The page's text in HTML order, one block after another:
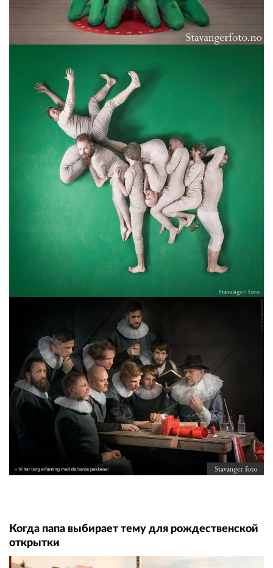
Когда папа выбирает тему для рождественской
открытки